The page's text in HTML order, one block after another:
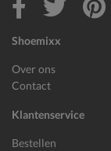
Shoemixx
Over ons
Contact
Klantenservice
Bestellen